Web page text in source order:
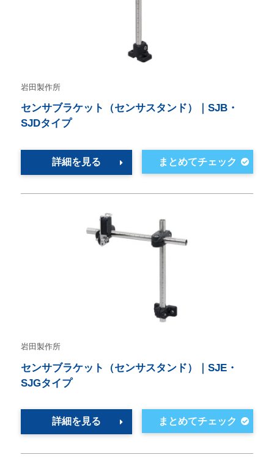
岩田製作所
センサブラケット（センサスタンド）｜SJB・
SJDタイプ
詳細を見る
岩田製作所
センサブラケット（センサスタンド）｜SJE・
SJGタイプ
詳細を見る